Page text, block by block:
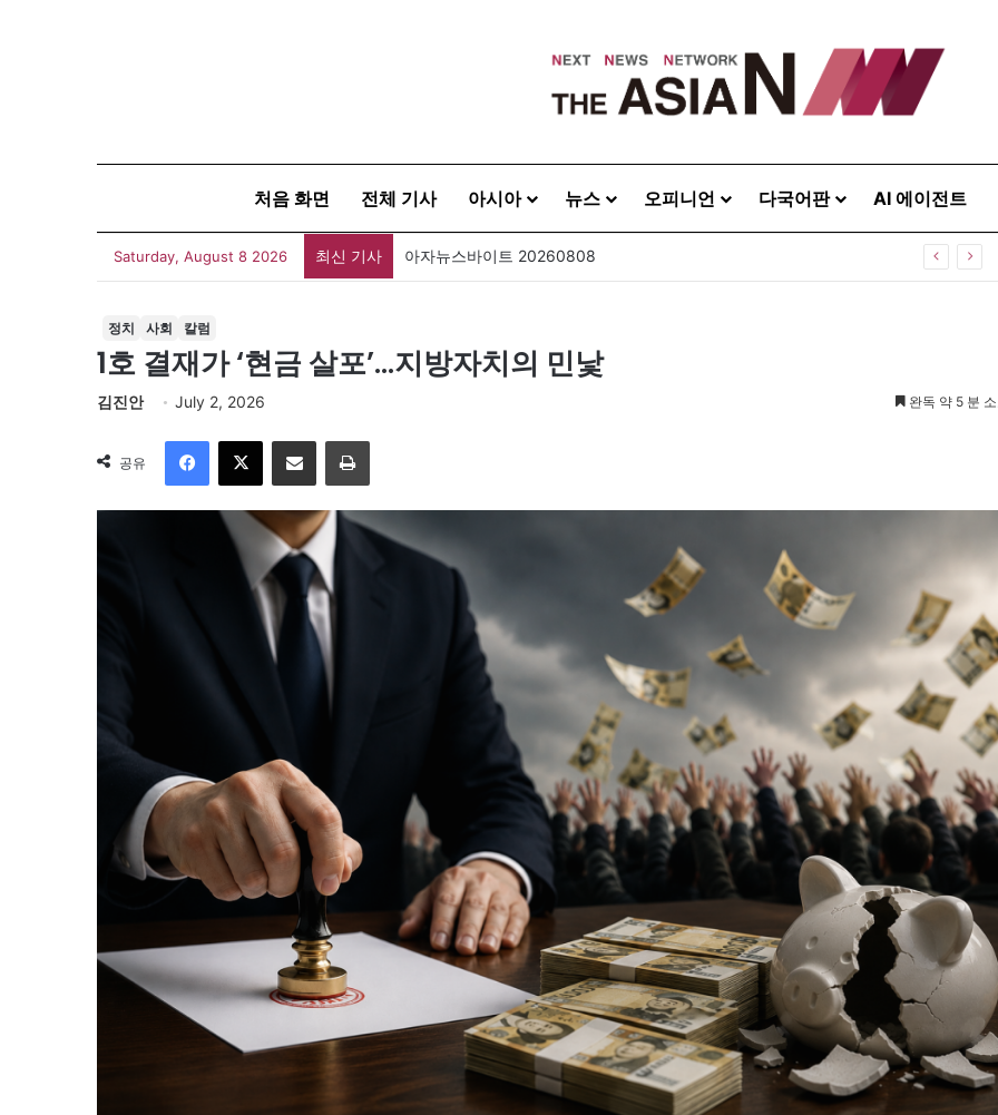
처음 화면 전체 기사 아시아 뉴스 오피니언 다국어판 AI 에이전트
Saturday, August 8 2026 최신 기사 아자뉴스바이트 20260808
정치 사회 칼럼
1호 결재가 ‘현금 살포’…지방자치의 민낯
김진안 July 2, 2026 완독 약 5 분 소
공유
Facebook
X 이메일 인쇄